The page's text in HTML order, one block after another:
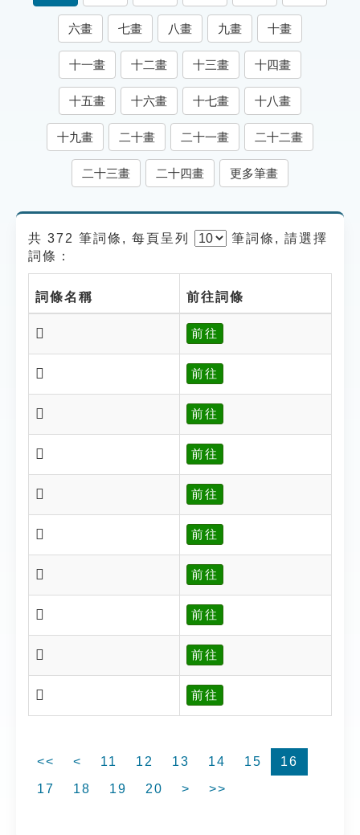
知識索引
單字索引
生命大百科索引
遊戲專區
教學應用
六畫 七畫 八畫 九畫 十畫
十一畫 十二畫 十三畫 十四畫
十五畫 十六畫 十七畫 十八畫
十九畫 二十畫 二十一畫 二十二畫
二十三畫 二十四畫 更多筆畫
共 372 筆詞條, 每頁呈列 筆詞條, 請選擇
詞條：
詞條名稱 前往詞條
𢁔 前往
𢁕 前往
𢁖 前往
𢁗 前往
𢁘 前往
𢁙 前往
𢁚 前往
𢁛 前往
𢁢 前往
𢁣 前往
<< < 11 12 13 14 15
16
17
18 19 20 > >>